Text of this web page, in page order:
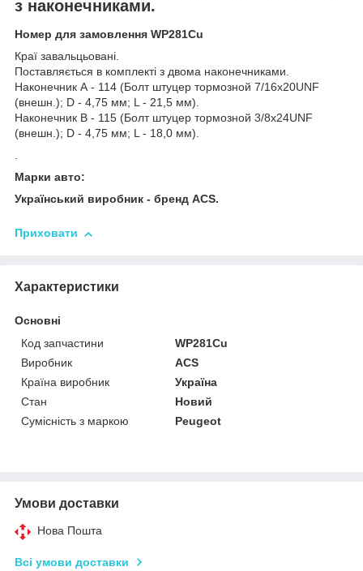
з наконечниками.
Номер для замовлення WP281Cu
Краї завальцьовані.
Поставляється в комплекті з двома наконечниками.
Наконечник А - 114 (Болт штуцер тормозной 7/16х20UNF
(внешн.); D - 4,75 мм; L - 21,5 мм).
Наконечник В - 115 (Болт штуцер тормозной 3/8х24UNF
(внешн.); D - 4,75 мм; L - 18,0 мм).
.
Марки авто:
Український виробник - бренд ACS.
Приховати
Характеристики
Основні
Код запчастини
WP281Cu
Виробник
ACS
Країна виробник
Україна
Стан
Новий
Сумісність з маркою
Peugeot
Умови доставки
Нова Пошта
Всі умови доставки